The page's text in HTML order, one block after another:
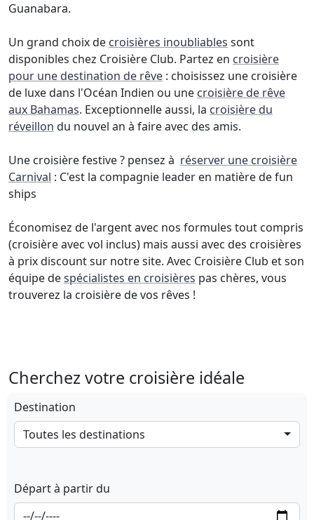
Guanabara.
Un grand choix de croisières inoubliables sont
disponibles chez Croisière Club. Partez en croisière
pour une destination de rêve : choisissez une croisière
de luxe dans l'Océan Indien ou une croisière de rêve
aux Bahamas. Exceptionnelle aussi, la croisière du
réveillon du nouvel an à faire avec des amis.
Une croisière festive ? pensez à réserver une croisière
Carnival : C'est la compagnie leader en matière de fun
ships
Économisez de l'argent avec nos formules tout compris
(croisière avec vol inclus) mais aussi avec des croisières
à prix discount sur notre site. Avec Croisière Club et son
équipe despécialistes en croisières pas chères, vous
trouverez la croisière de vos rêves !
Cherchez votre croisière idéale
Destination
Toutes les destinations
Départ à partir du